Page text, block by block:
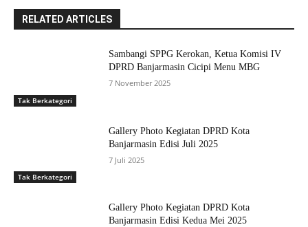
RELATED ARTICLES
Tak Berkategori
Sambangi SPPG Kerokan, Ketua Komisi IV
DPRD Banjarmasin Cicipi Menu MBG
7 November 2025
Tak Berkategori
Gallery Photo Kegiatan DPRD Kota
Banjarmasin Edisi Juli 2025
7 Juli 2025
Gallery Photo Kegiatan DPRD Kota
Banjarmasin Edisi Kedua Mei 2025